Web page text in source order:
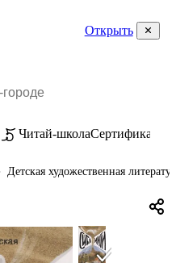
Открыть
Читай-школаСертификаты
Детская художественная